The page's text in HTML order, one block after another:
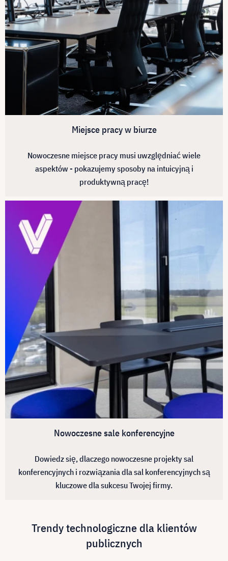
Miejsce pracy w biurze
Nowoczesne miejsce pracy musi uwzględniać wiele
aspektów - pokazujemy sposoby na intuicyjną i
produktywną pracę!
Nowoczesne sale konferencyjne
Dowiedz się, dlaczego nowoczesne projekty sal
konferencyjnych i rozwiązania dla sal konferencyjnych są
kluczowe dla sukcesu Twojej firmy.
Trendy technologiczne dla klientów
publicznych